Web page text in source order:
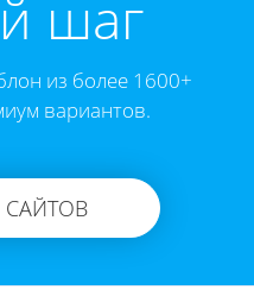
шаг
из более 1600+
вариантов.